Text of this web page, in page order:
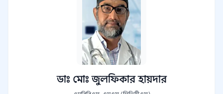
ডাঃ মোঃ জুলফিকার হায়দার